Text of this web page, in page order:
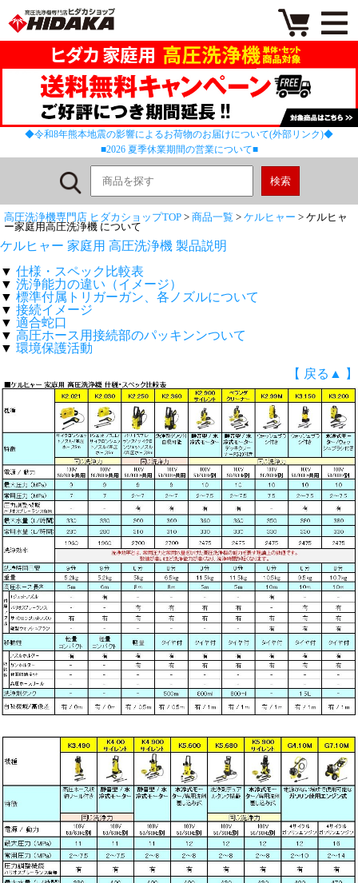
◆令和8年熊本地震の影響によるお荷物のお届けについて(外部リンク)◆
■2026 夏季休業期間の営業について■
高圧洗浄機専門店 ヒダカショップTOP > 商品一覧 > ケルヒャー > ケルヒャ
ー家庭用高圧洗浄機 について
ケルヒャー 家庭用 高圧洗浄機 製品説明
▼ 仕様・スペック比較表
▼ 洗浄能力の違い（イメージ）
▼ 標準付属トリガーガン、各ノズルについて
▼ 接続イメージ
▼ 適合蛇口
▼ 高圧ホース用接続部のパッキンンついて
▼ 環境保護活動
【 戻る▲ 】